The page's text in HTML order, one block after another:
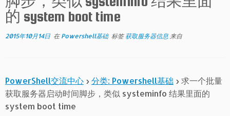
的 system boot time
2015年10月14日 在 Powershell基础 标签获取服务器信息 来自
PowerShell交流中心 › 分类: Powershell基础 › 求一个批量
获取服务器启动时间脚步，类似 systeminfo 结果里面的
system boot time